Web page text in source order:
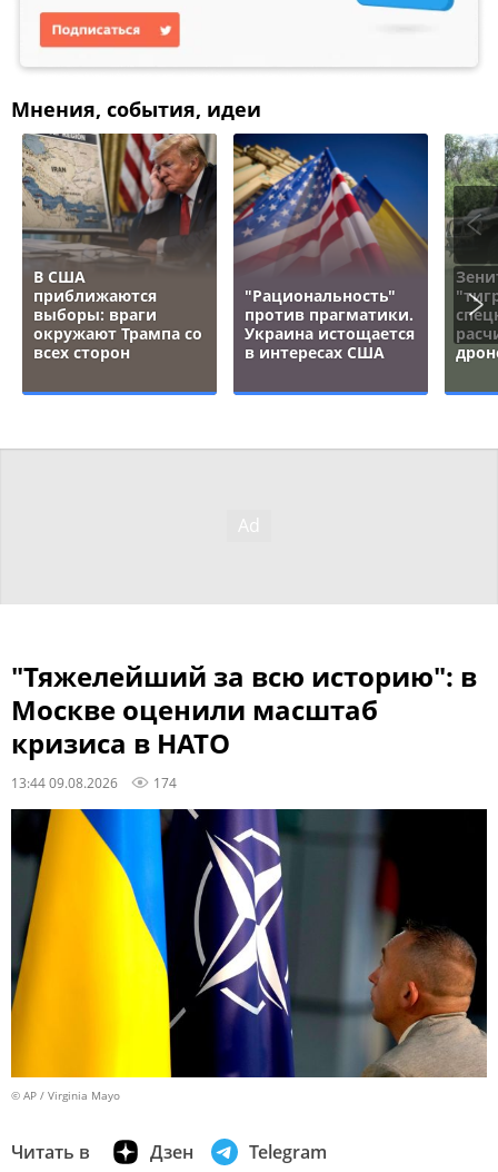
Мнения, события, идеи
В США
приближаются
выборы: враги
окружают Трампа со
всех сторон
"Рациональность"
против прагматики.
Украина истощается
в интересах США
"Тяжелейший за всю историю": в
Москве оценили масштаб
кризиса в НАТО
13:44 09.08.2026 174
© AP / Virginia Mayo
Читать в Дзен Telegram